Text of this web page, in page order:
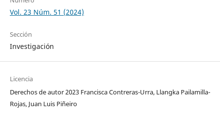
Vol. 23 Núm. 51 (2024)
Sección
Investigación
Licencia
Derechos de autor 2023 Francisca Contreras-Urra, Llangka Pailamilla-
Rojas, Juan Luis Piñeiro